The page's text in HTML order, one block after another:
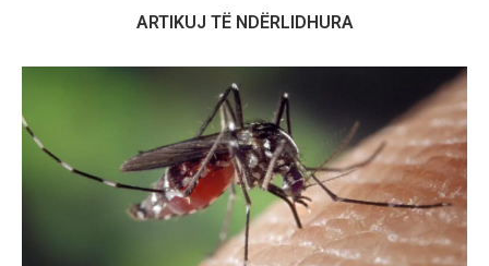
ARTIKUJ TË NDËRLIDHURA